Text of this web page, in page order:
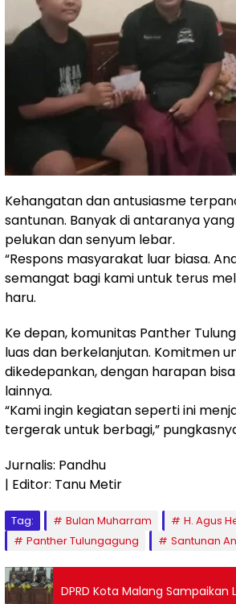
Kehangatan dan antusiasme
santunan. Banyak di antaranya
pelukan dan senyum lebar.
“Respons masyarakat luar biasa.
semangat bagi kami untuk terus
haru.
Ke depan, komunitas Panther
luas dan berkelanjutan. Komitmen
dikedepankan, dengan harapan
lainnya.
“Kami ingin kegiatan seperti ini
tergerak untuk berbagi,”
Jurnalis: Pandhu
| Editor: Tanu Metir
Tag: Bulan Muharram H. Agus
Panther Tulungagung
Santunan
DPRD Kota Malang Sampaikan